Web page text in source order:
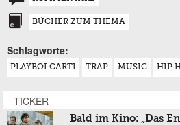
BÜCHER ZUM THEMA
Schlagworte:
PLAYBOI CARTI TRAP MUSIC HIP
TICKER
Bald im Kino: „Das